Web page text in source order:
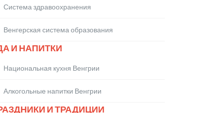
Система здравоохранения
Венгерская система образования
И НАПИТКИ
Национальная кухня Венгрии
Алкогольные напитки Венгрии
И ТРАДИЦИИ